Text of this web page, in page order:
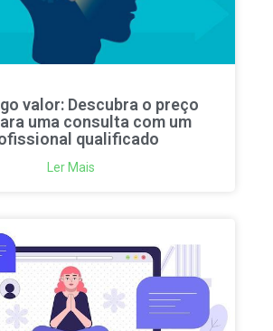
valor: Descubra o preço
uma consulta com um
qualificado
Ler Mais